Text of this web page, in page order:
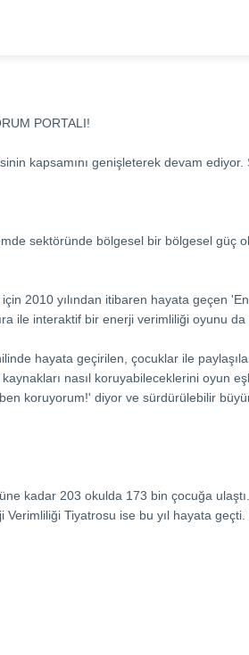
PORTALI!
kapsamını genişleterek devam ediyor.
sektöründe bölgesel bir bölgesel
2010 yılından itibaren hayata geçen
ile interaktif bir enerji verimliliği oyunu da
hayata geçirilen, çocuklar ile
nasıl koruyabileceklerini
koruyorum!' diyor ve sürdürülebilir
kadar 203 okulda 173 bin çocuğa
Tiyatrosu ise bu yıl hayata